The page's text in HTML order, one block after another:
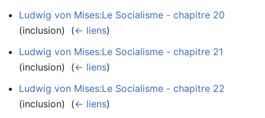
Ludwig von Mises:Le Socialisme - chapitre 20
(inclusion) ‎ (← liens)
Ludwig von Mises:Le Socialisme - chapitre 21
(inclusion) ‎ (← liens)
Ludwig von Mises:Le Socialisme - chapitre 22
(inclusion) ‎ (← liens)